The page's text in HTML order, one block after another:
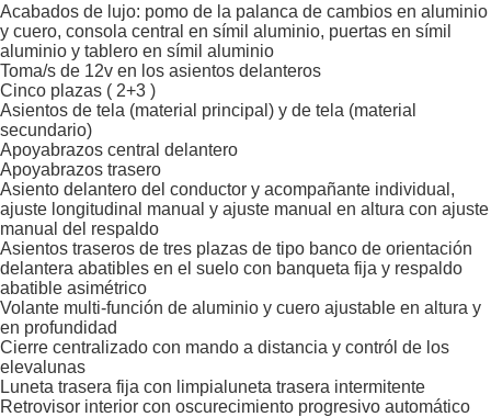
Acabados de lujo: pomo de la palanca de cambios en aluminio
y cuero, consola central en símil aluminio, puertas en símil
aluminio y tablero en símil aluminio
Toma/s de 12v en los asientos delanteros
Cinco plazas ( 2+3 )
Asientos de tela (material principal) y de tela (material
secundario)
Apoyabrazos central delantero
Apoyabrazos trasero
Asiento delantero del conductor y acompañante individual,
ajuste longitudinal manual y ajuste manual en altura con ajuste
manual del respaldo
Asientos traseros de tres plazas de tipo banco de orientación
delantera abatibles en el suelo con banqueta fija y respaldo
abatible asimétrico
Volante multi-función de aluminio y cuero ajustable en altura y
en profundidad
Cierre centralizado con mando a distancia y contról de los
elevalunas
Luneta trasera fija con limpialuneta trasera intermitente
Retrovisor interior con oscurecimiento progresivo automático